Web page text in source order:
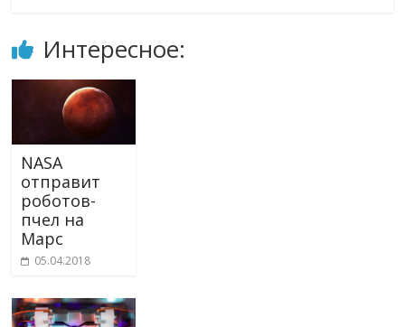
Интересное:
NASA
отправит
роботов-
пчел на
Марс
05.04.2018